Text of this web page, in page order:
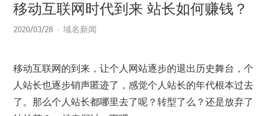
移动互联网时代到来 站长如何赚钱？
2020/03/28 域名新闻
移动互联网的到来，让个人网站逐步的退出历史舞台，个
人站长也逐步销声匿迹了，感觉个人站长的年代根本过去
了。那么个人站长都哪里去了呢？转型了么？还是放弃了